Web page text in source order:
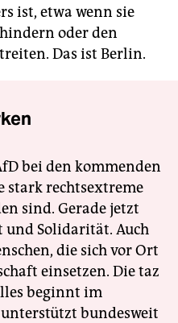
ist, etwa wenn sie
oder den
Das ist Berlin.
bei den kommenden
stark rechtsextreme
sind. Gerade jetzt
und Solidarität. Auch
die sich vor Ort
einsetzen. Die taz
beginnt im
bundesweit